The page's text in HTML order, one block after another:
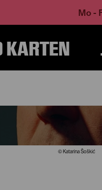
Mo -
KARTEN
© Katarina Šoškić